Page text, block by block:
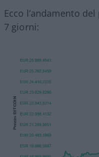
Ecco l’andamento
7 giorni: